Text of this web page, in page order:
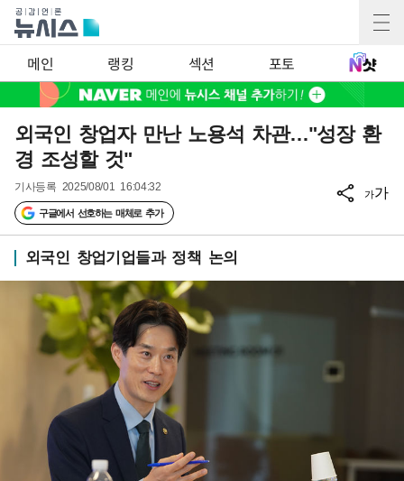
메인 랭킹 섹션 포토
외국인 창업자 만난 노용석 차관…"성장 환
경 조성할 것"
기사등록 2025/08/01 16:04:32
구글에서 선호하는 매체로 추가
가가
외국인 창업기업들과 정책 논의